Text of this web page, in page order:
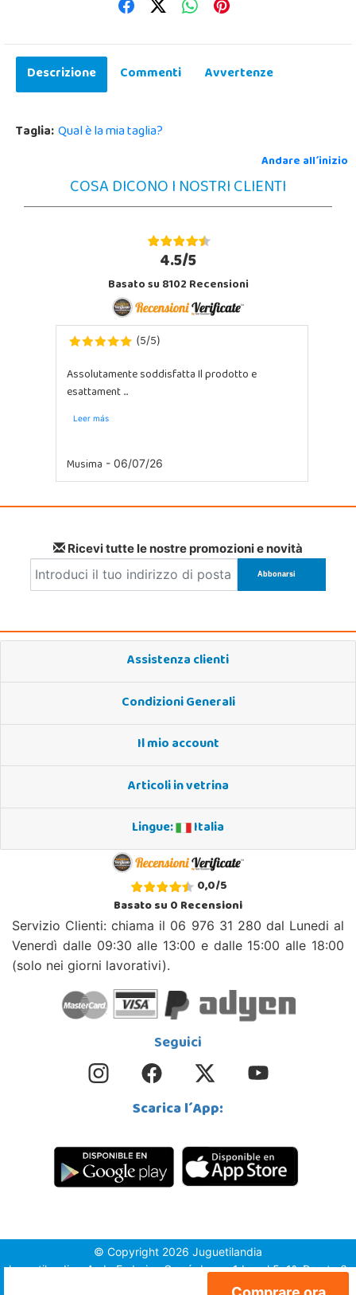
Descrizione Commenti Avvertenze
Taglia:Qual è la mia taglia?
Andare all´inizio
COSA DICONO I NOSTRI CLIENTI
4.5/5
Basato su 8102 Recensioni
(5/5)
Assolutamente soddisfatta Il prodotto e
esattament ...
Leer más
Musima - 06/07/26
Ricevi tutte le nostre promozioni e novità
Assistenza clienti
Condizioni Generali
Il mio account
Articoli in vetrina
Lingue:
Italia
0,0/5
Basato su0Recensioni
Servizio Clienti: chiama il 06 976 31 280 dal Lunedi al
Venerdì dalle 09:30 alle 13:00 e dalle 15:00 alle 18:00
(solo nei giorni lavorativi).
Seguici
Scarica l´App:
© Copyright 2026 Juguetilandia
Juguetilandia - Avda.Federico García Lorca 1 Local 5, 1º, Puerta 6,
03509, Finestrat (Alicante)